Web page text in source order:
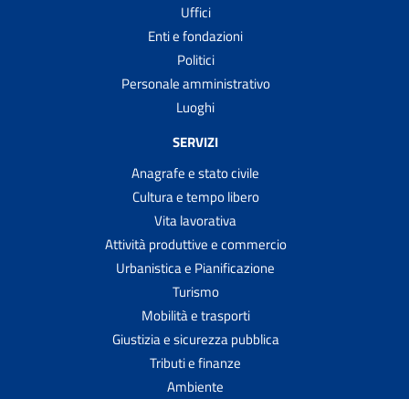
Uffici
Enti e fondazioni
Politici
Personale amministrativo
Luoghi
SERVIZI
Anagrafe e stato civile
Cultura e tempo libero
Vita lavorativa
Attività produttive e commercio
Urbanistica e Pianificazione
Turismo
Mobilità e trasporti
Giustizia e sicurezza pubblica
Tributi e finanze
Ambiente